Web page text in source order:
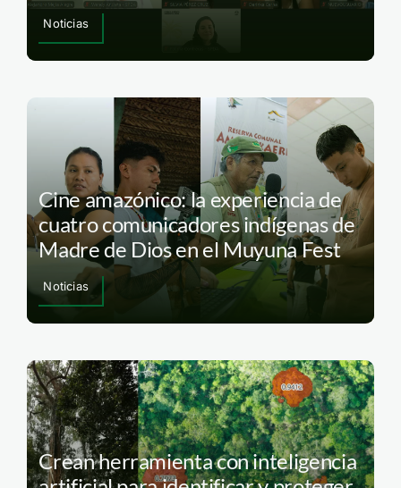
Noticias
Cine amazónico: la experiencia de
cuatro comunicadores indígenas de
Madre de Dios en el Muyuna Fest
Noticias
Crean herramienta con inteligencia